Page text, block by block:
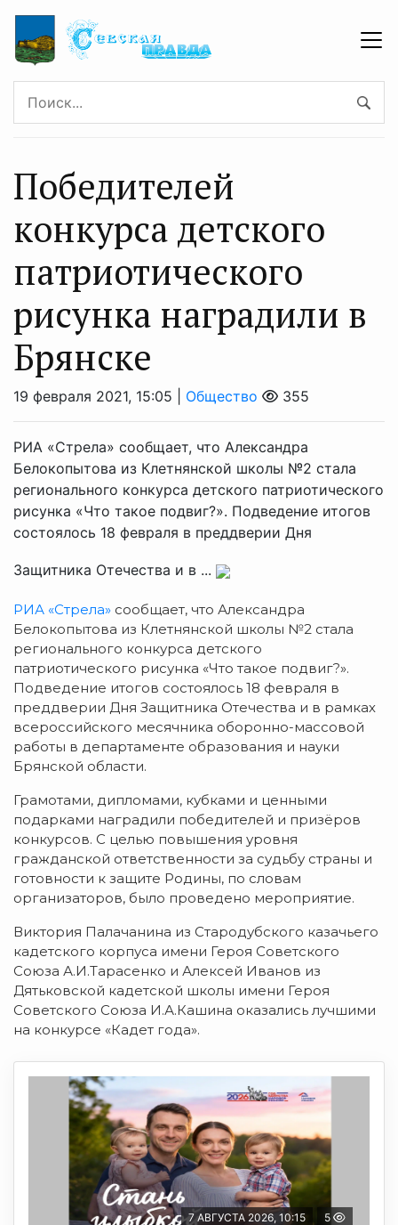
Победителей
конкурса детского
патриотического
рисунка наградили в
Брянске
19 февраля 2021, 15:05 | Общество 355
РИА «Стрела» сообщает, что Александра
Белокопытова из Клетнянской школы №2 стала
регионального конкурса детского патриотического
рисунка «Что такое подвиг?». Подведение итогов
состоялось 18 февраля в преддверии Дня
Защитника Отечества и в ...
РИА «Стрела» сообщает, что Александра
Белокопытова из Клетнянской школы №2 стала
регионального конкурса детского
патриотического рисунка «Что такое подвиг?».
Подведение итогов состоялось 18 февраля в
преддверии Дня Защитника Отечества и в рамках
всероссийского месячника оборонно-массовой
работы в департаменте образования и науки
Брянской области.
Грамотами, дипломами, кубками и ценными
подарками наградили победителей и призёров
конкурсов. С целью повышения уровня
гражданской ответственности за судьбу страны и
готовности к защите Родины, по словам
организаторов, было проведено мероприятие.
Виктория Палачанина из Стародубского казачьего
кадетского корпуса имени Героя Советского
Союза А.И.Тарасенко и Алексей Иванов из
Дятьковской кадетской школы имени Героя
Советского Союза И.А.Кашина оказались лучшими
на конкурсе «Кадет года».
7 АВГУСТА 2026, 10:15 5